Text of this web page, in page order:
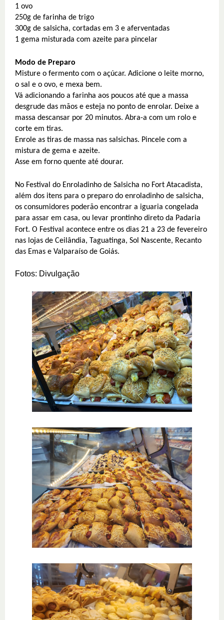
1 ovo
250g de farinha de trigo
300g de salsicha, cortadas em 3 e aferventadas
1 gema misturada com azeite para pincelar
Modo de Preparo
Misture o fermento com o açúcar. Adicione o leite morno,
o sal e o ovo, e mexa bem.
Vá adicionando a farinha aos poucos até que a massa
desgrude das mãos e esteja no ponto de enrolar. Deixe a
massa descansar por 20 minutos. Abra-a com um rolo e
corte em tiras.
Enrole as tiras de massa nas salsichas. Pincele com a
mistura de gema e azeite.
Asse em forno quente até dourar.
No Festival do Enroladinho de Salsicha no Fort Atacadista,
além dos itens para o preparo do enroladinho de salsicha,
os consumidores poderão encontrar a iguaria congelada
para assar em casa, ou levar prontinho direto da Padaria
Fort. O Festival acontece entre os dias 21 a 23 de fevereiro
nas lojas de Ceilândia, Taguatinga, Sol Nascente, Recanto
das Emas e Valparaíso de Goiás.
Fotos: Divulgação